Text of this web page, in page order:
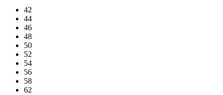
42
44
46
48
50
52
54
56
58
62